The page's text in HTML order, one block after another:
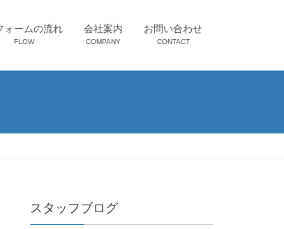
ォームの流れ
FLOW
会社案内
COMPANY
お問い合わせ
CONTACT
スタッフブログ